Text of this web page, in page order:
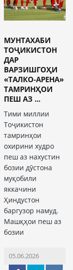
МУНТАХАБИ
ТОҶИКИСТОН
ДАР
ВАРЗИШГОҲИ
«ТАЛКО-АРЕНА»
ТАМРИНҲОИ
ПЕШ АЗ ...
Тими миллии
Тоҷикистон
тамринҳои
охирини худро
пеш аз нахустин
бозии дӯстона
муқобили
яккачини
Ҳиндустон
баргузор намуд.
Машқҳои пеш аз
бозии
05.06.2026